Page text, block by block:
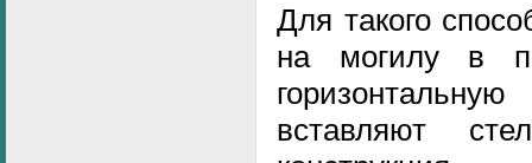
Для такого
на могилу в
вставляют